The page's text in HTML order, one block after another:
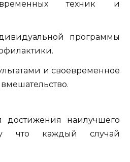
техник и
программы
и своевременное
наилучшего
что каждый случай